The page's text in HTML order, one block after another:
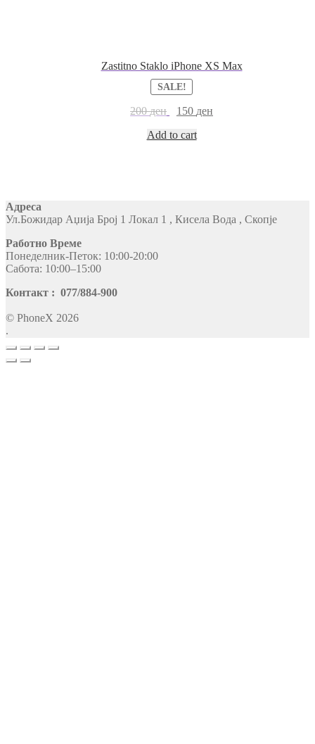
Zastitno Staklo iPhone XS Max
SALE!
200ден 150 ден
Add to cart
Адреса
Ул.Божидар Аџија Број 1 Локал 1 , Кисела Вода , Скопје
Работно Време
Понеделник-Петок: 10:00-20:00
Сабота: 10:00–15:00
Контакт : 077/884-900
© PhoneX 2026
.